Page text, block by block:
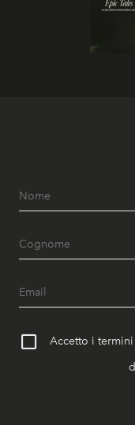
Accetto i